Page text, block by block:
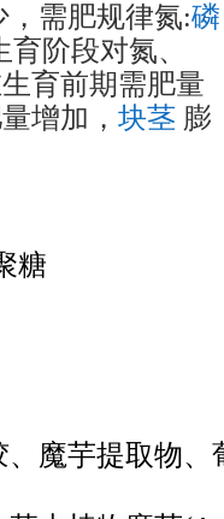
，需肥规律氮:磷
阶段对氮、
育前期需肥量
增加， 块茎 膨
糖
、魔芋提取物、